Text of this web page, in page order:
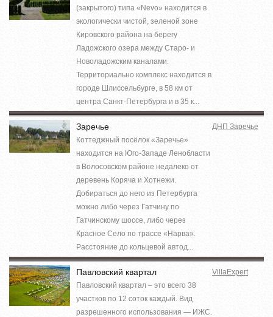
(закрытого) типа «Nevo» находится в
экологически чистой, зеленой зоне
Кировского района на берегу
Ладожского озера между Старо- и
Новоладожским каналами.
Территориально комплекс находится в
городе Шлиссельбурге, в 58 км от
центра Санкт-Петербурга и в 35 к...
Заречье
Коттеджный посёлок «Заречье»
находится на Юго-Западе Ленобласти
в Волосовском районе недалеко от
деревень Коряча и Хотнежи.
Добираться до него из Петербурга
можно либо через Гатчину по
Гатчинскому шоссе, либо через
Красное Село по трассе «Нарва».
Расстояние до кольцевой автод...
ДНП Заречье
Павловский квартал
Павловский квартал – это всего 38
участков по 12 соток каждый. Вид
разрешенного использования — ИЖС.
VillaExpert